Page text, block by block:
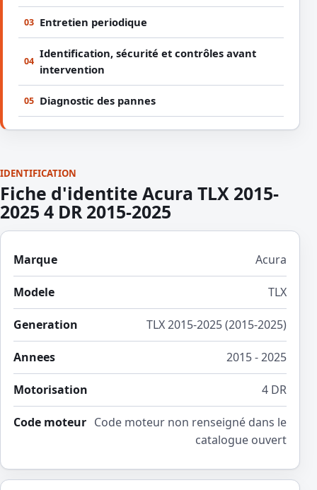
03 Entretien periodique
04
Identification, sécurité et contrôles avant
intervention
05 Diagnostic des pannes
IDENTIFICATION
Fiche d'identite Acura TLX 2015-
2025 4 DR 2015-2025
Marque Acura
Modele TLX
Generation TLX 2015-2025 (2015-2025)
Annees 2015 - 2025
Motorisation 4 DR
Code moteur Code moteur non renseigné dans le
catalogue ouvert